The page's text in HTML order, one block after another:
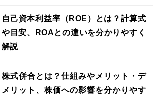
自己資本利益率（ROE）とは？計算式
や目安、ROAとの違いを分かりやすく
解説
株式併合とは？仕組みやメリット・デ
メリット、株価への影響を分かりやす